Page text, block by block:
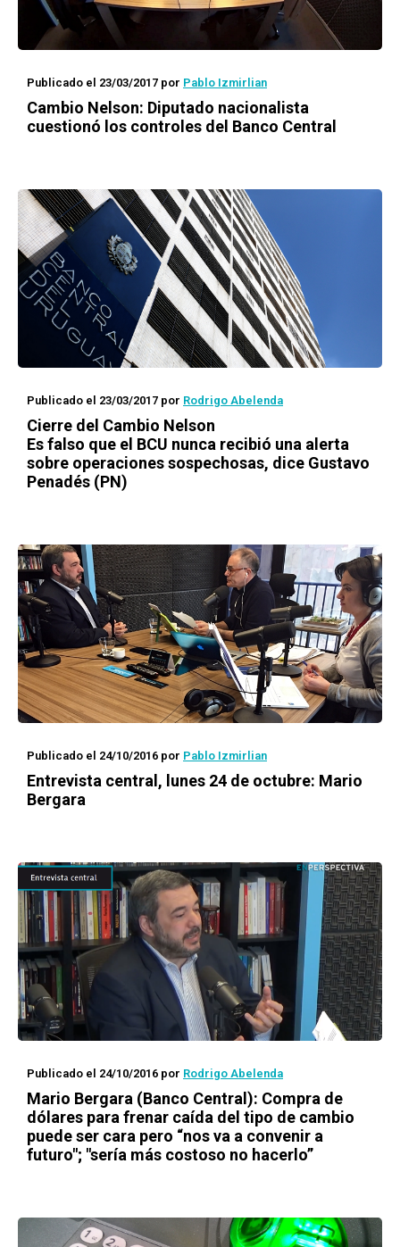
Publicado el 23/03/2017 por Pablo Izmirlian
Cambio Nelson: Diputado nacionalista
cuestionó los controles del Banco Central
Publicado el 23/03/2017 por Rodrigo Abelenda
Cierre del Cambio Nelson
Es falso que el BCU nunca recibió una alerta
sobre operaciones sospechosas, dice Gustavo
Penadés (PN)
Publicado el 24/10/2016 por Pablo Izmirlian
Entrevista central, lunes 24 de octubre: Mario
Bergara
Publicado el 24/10/2016 por Rodrigo Abelenda
Mario Bergara (Banco Central): Compra de
dólares para frenar caída del tipo de cambio
puede ser cara pero “nos va a convenir a
futuro"; "sería más costoso no hacerlo”